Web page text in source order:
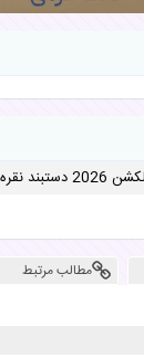
پاندورا
مطالب مرتبط